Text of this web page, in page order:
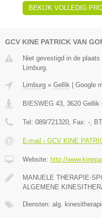
BEKIJK VOLLEDIG
GCV KINE PATRICK VAN
Niet gevestigd in de
Limburg.
Limburg » Gellik Google
BIESWEG 43, 3620 Gellik
Tel: 089/721320, Fax: -,
E-mail › GCV KINE
Website: http://
MANUELE THERAPIE-
ALGEMENE
Diensten: alg.